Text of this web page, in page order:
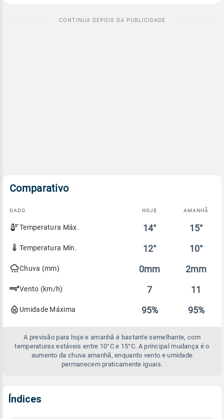
Comparativo
Comparativo
entre
previsão
hoje
DADO HOJE AMANHÃ
Temperatura Máx. 14° 15°
Temperatura Mín. 12° 10°
Chuva (mm) 0mm 2mm
Vento (km/h) 7 11
Umidade Máxima 95% 95%
A previsão para hoje e amanhã é bastante semelhante, com
temperaturas estáveis entre 10°C e 15°C. A principal mudança é o
aumento da chuva amanhã, enquanto vento e umidade
permanecem praticamente iguais.
Índices